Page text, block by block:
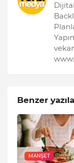
Dijital
Benzer
MANŞET